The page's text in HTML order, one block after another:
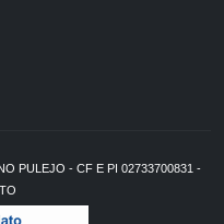
PULEJO - CF E PI 02733700831 -